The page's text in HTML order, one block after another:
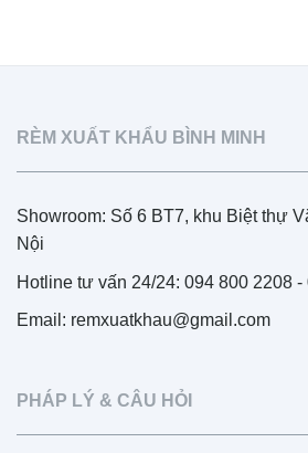
RÈM XUẤT KHẨU BÌNH MINH
Showroom: Số 6 BT7, khu Biệt thự
Nội
Hotline tư vấn 24/24: 094 800 2208
Email: remxuatkhau@gmail.com
PHÁP LÝ & CÂU HỎI